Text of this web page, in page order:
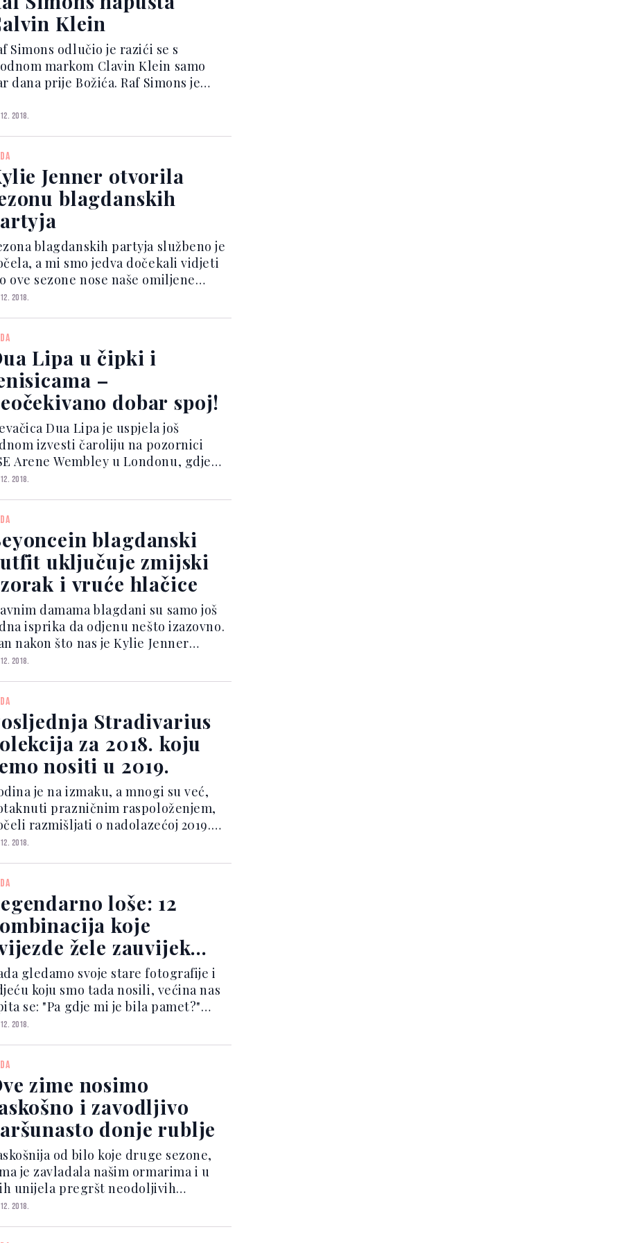
Klein
Simons odlučio je razići se s
markom Clavin Klein samo
prije Božića. Raf Simons je
direktora Calvina Kleina te
februaru 2017. predstavio svoju
kolekciju. Publika i mo...
2018.
Jenner otvorila
blagdanskih
blagdanskih partyja službeno je
a mi smo jedva dočekali vidjeti
ove sezone nose naše omiljene
Iako biste očekivali šljokice i
je jednostavnom, ali upečatljivom
kom...
2018.
Lipa u čipki i
–
dobar spoj!
Dua Lipa je uspjela još
izvesti čaroliju na pozornici
Arene Wembley u Londonu, gdje
dobrotvorni nastup u sklopu
ovu priliku je odjenula vrlo
crni komb...
2018.
blagdanski
uključuje zmijski
i vruće hlačice
damama blagdani su samo još
isprika da odjenu nešto izazovno.
nakon što nas je Kylie Jenner
u minijaturnoj blagdanskoj
je i Beyonce. Pjevačica je na
Instagram...
2018.
Stradivarius
za 2018. koju
nositi u 2019.
je na izmaku, a mnogi su već,
prazničnim raspoloženjem,
razmišljati o nadolazećoj 2019.
će se zasigurno složiti s
trendovima tiče. Omiljeni high
brendovi...
2018.
loše: 12
koje
žele zauvijek
iz biografije
gledamo svoje stare fotografije i
koju smo tada nosili, većina nas
se: "Pa gdje mi je bila pamet?"
nezahvalno je na takav način
u međuvremenu promijenila, a
što smo tad...
2018.
zime nosimo
i zavodljivo
donje rublje
od bilo koje druge sezone,
je zavladala našim ormarima i u
unijela pregršt neodoljivih
komada koje krase toplina,
omiljenih klasika i
2018.